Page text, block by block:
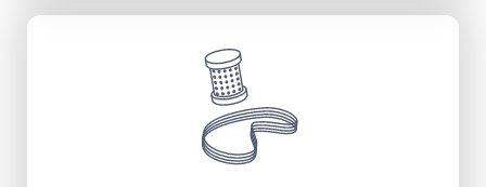
Vente - Location
Optimisation énergétique
Sécurité
Découvrir